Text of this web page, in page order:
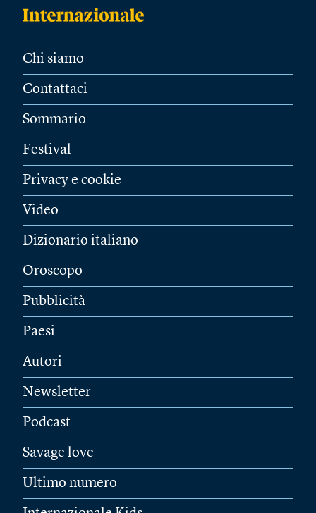
Chi siamo
Contattaci
Sommario
Festival
Privacy e cookie
Video
Dizionario italiano
Oroscopo
Pubblicità
Paesi
Autori
Newsletter
Podcast
Savage love
Ultimo numero